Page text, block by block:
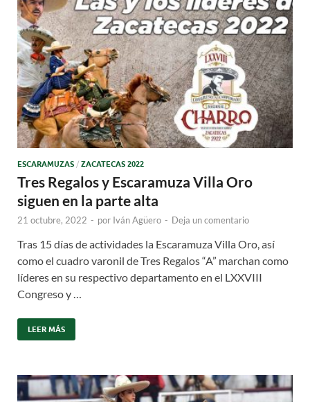
ESCARAMUZAS / ZACATECAS 2022
Tres Regalos y Escaramuza Villa Oro
siguen en la parte alta
21 octubre, 2022 - por Iván Agüero - Deja un comentario
Tras 15 días de actividades la Escaramuza Villa Oro, así
como el cuadro varonil de Tres Regalos “A” marchan como
líderes en su respectivo departamento en el LXXVIII
Congreso y …
LEER MÁS